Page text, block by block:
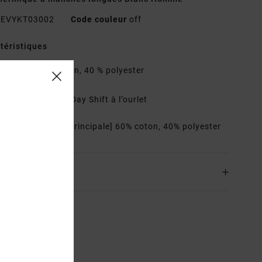
EVYKT03002 Code couleur off
60 % coton, 40 % polyester
étiquette Day Shift à l’ourlet
[Matière principale] 60% coton, 40% polyester